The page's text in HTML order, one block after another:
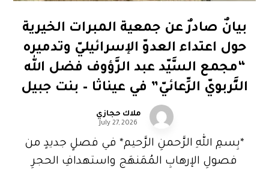
بيانٌ صادرٌ عن جمعية المبرات الخيرية
حول اعتداء العدوّ الإسرائيليّ وتدميره
“مجمع السَّيّد عبد الرَّؤوف فضل الله
التَّربويّ الرِّعائيّ” في عيناثا – بنت جبيل
ملاك حجازي
July 27, 2026
*بِسمِ اللهِ الرَّحمنِ الرَّحيم* في فصلٍ جديدٍ من
فصولِ الإرهابِ المُمَنهَج واستهدافِ الحجرِ